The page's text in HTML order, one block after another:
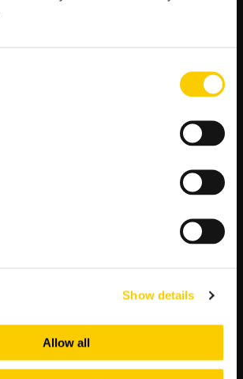
Show details
Allow all
wpłynąć na wynik.
w intensywnym kalendarzu rozgrywek.
na korzyść Ajaxu. W poprzednich
między tymi drużynami, Ajax często
scenariusz meczu
wszystkie powyższe czynniki, spodziewamy
kontrolował tempo gry od samego początku.
można spodziewać się takich gwiazd